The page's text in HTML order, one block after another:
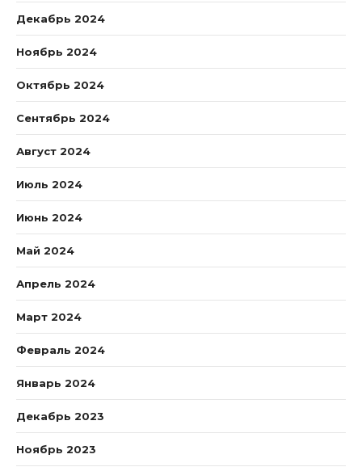
Декабрь 2024
Ноябрь 2024
Октябрь 2024
Сентябрь 2024
Август 2024
Июль 2024
Июнь 2024
Май 2024
Апрель 2024
Март 2024
Февраль 2024
Январь 2024
Декабрь 2023
Ноябрь 2023